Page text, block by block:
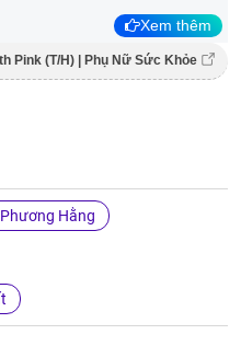
Xem thêm
Pink (T/H) | Phụ Nữ Sức Khỏe
Hằng